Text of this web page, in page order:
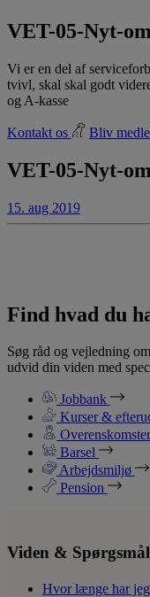
VET-05-Nyt-
Vi er en del af
tvivl, skal skal godt
og A-kasse
Kontakt os Bliv
VET-05-Nyt-
15. aug 2019
Find hvad du
Søg råd og vejledning
udvid din viden med
Jobbank
Kurser &
Overenskomster
Barsel
Arbejdsmiljø
Pension
Viden & Spørgsmål
Hvor længe har